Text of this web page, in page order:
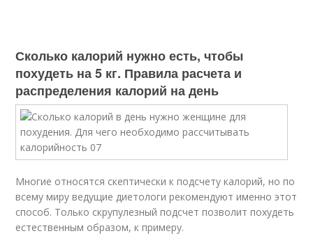
Сколько калорий нужно есть, чтобы
похудеть на 5 кг. Правила расчета и
распределения калорий на день
Многие относятся скептически к подсчету калорий, но по
всему миру ведущие диетологи рекомендуют именно этот
способ. Только скрупулезный подсчет позволит похудеть
естественным образом, к примеру.